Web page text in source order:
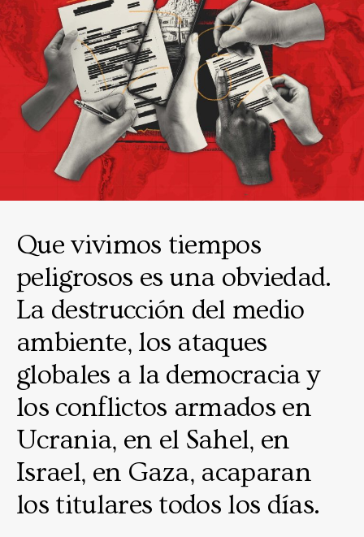
Que vivimos tiempos
peligrosos es una obviedad.
La destrucción del medio
ambiente, los ataques
globales a la democracia y
los conflictos armados en
Ucrania, en el Sahel, en
Israel, en Gaza, acaparan
los titulares todos los días.